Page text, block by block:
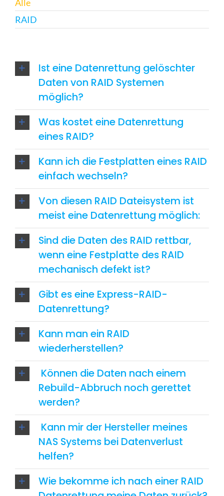
Alle
RAID
Ist eine Datenrettung gelöschter
Daten von RAID Systemen
möglich?
Was kostet eine Datenrettung
eines RAID?
Kann ich die Festplatten eines RAID
einfach wechseln?
Von diesen RAID Dateisystem ist
meist eine Datenrettung möglich:
Sind die Daten des RAID rettbar,
wenn eine Festplatte des RAID
mechanisch defekt ist?
Gibt es eine Express-RAID-
Datenrettung?
Kann man ein RAID
wiederherstellen?
Können die Daten nach einem
Rebuild-Abbruch noch gerettet
werden?
Kann mir der Hersteller meines
NAS Systems bei Datenverlust
helfen?
Wie bekomme ich nach einer RAID